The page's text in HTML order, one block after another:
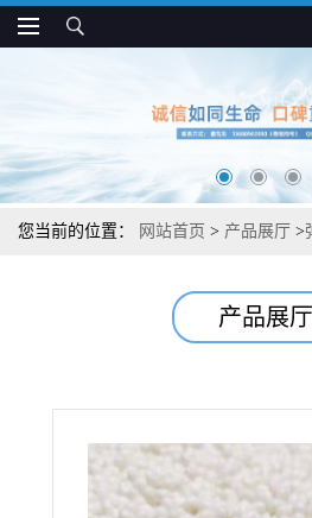
您当前的位置： 网站首页 > 产品展厅 >
产品展厅